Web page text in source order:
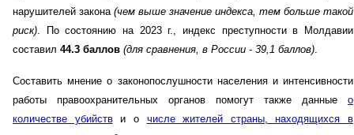
нарушителей закона (чем выше значение индекса, тем больше такой
риск). По состоянию на 2023 г., индекс преступности в Молдавии
составил 44.3 баллов (для сравнения, в России - 39,1 баллов).
Составить мнение о законопослушности населения и интенсивности
работы правоохранительных органов помогут также данные о
количестве убийстви о числе жителей страны, находящихся в